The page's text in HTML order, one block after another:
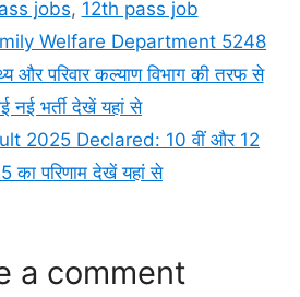
jobs, 12th pass job
Welfare Department 5248
और परिवार कल्याण विभाग की तरफ से
नई भर्ती देखें यहां से
2025 Declared: 10 वीं और 12
का परिणाम देखें यहां से
a comment